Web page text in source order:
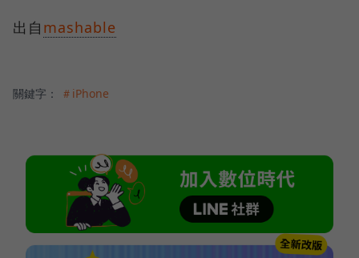
出自 mashable
關鍵字： ＃iPhone